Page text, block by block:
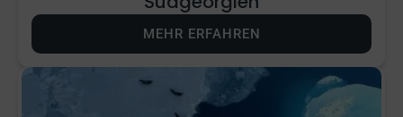
MEHR ERFAHREN